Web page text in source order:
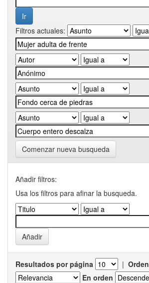
Filtros actuales:
Comenzar nueva busqueda
Añadir filtros:
Usa los filtros para afinar la busqueda.
Resultados por página |
En orden